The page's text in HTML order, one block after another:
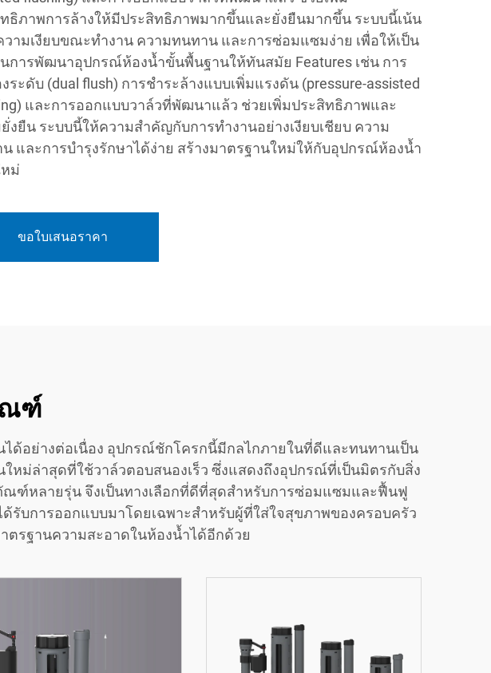
ธิภาพการล้างให้มีประสิทธิภาพมากขึ้นและยั่งยืนมากขึ้น ระบบนี้เน้น
วามเงียบขณะทำงาน ความทนทาน และการซ่อมแซมง่าย เพื่อให้เป็น
การพัฒนาอุปกรณ์ห้องน้ำขั้นพื้นฐานให้ทันสมัย Features เช่น การ
ระดับ (dual flush) การชำระล้างแบบเพิ่มแรงดัน (pressure-assisted
และการออกแบบวาล์วที่พัฒนาแล้ว ช่วยเพิ่มประสิทธิภาพและ
งยืน ระบบนี้ให้ความสำคัญกับการทำงานอย่างเงียบเชียบ ความ
และการบำรุงรักษาได้ง่าย สร้างมาตรฐานใหม่ให้กับอุปกรณ์ห้องน้ำ
ม่
ขอใบเสนอราคา
ณฑ์
ด้อย่างต่อเนื่อง อุปกรณ์ชักโครกนี้มีกลไกภายในที่ดีและทนทานเป็น
ม่ล่าสุดที่ใช้วาล์วตอบสนองเร็ว ซึ่งแสดงถึงอุปกรณ์ที่เป็นมิตรกับสิ่ง
ฑ์หลายรุ่น จึงเป็นทางเลือกที่ดีที่สุดสำหรับการซ่อมแซมและฟื้นฟู
บการออกแบบมาโดยเฉพาะสำหรับผู้ที่ใส่ใจสุขภาพของครอบครัว
ตรฐานความสะอาดในห้องน้ำได้อีกด้วย